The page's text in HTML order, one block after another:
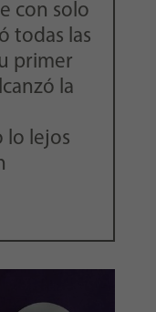
con solo
todas las
primer
la
lo lejos